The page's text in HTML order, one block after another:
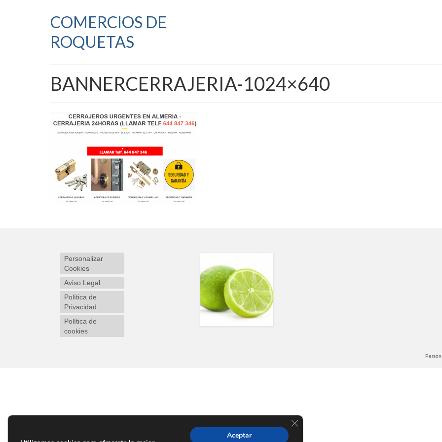
COMERCIOS DE
ROQUETAS
BANNERCERRAJERIA-1024×640
Personalizar
Cookies
Aviso Legal
Política de
Privacidad
Política de
cookies
Aceptar
Cerrar el banner de cookies RGPD